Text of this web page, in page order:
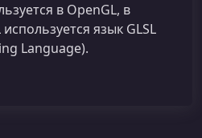
в OpenGL, в
язык GLSL
Language).